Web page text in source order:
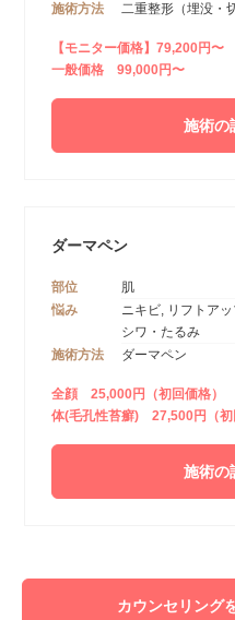
施術方法
二重整形（埋没・
【モニター価格】79,200円〜
一般価格 99,000円〜
施術の
ダーマペン
部位
肌
悩み
ニキビ, リフトア
シワ・たるみ
施術方法
ダーマペン
全顔 25,000円（初回価格）
体(毛孔性苔癬) 27,500円（初
施術の
カウンセリング